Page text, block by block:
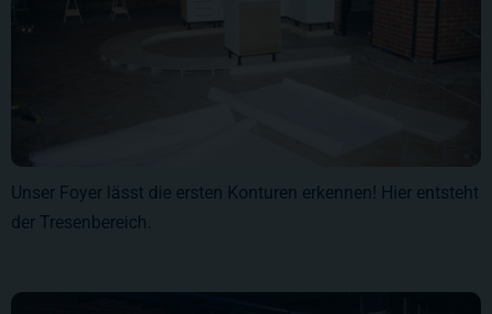
Unser Foyer lässt die ersten Konturen erkennen! Hier entsteht
der Tresenbereich.